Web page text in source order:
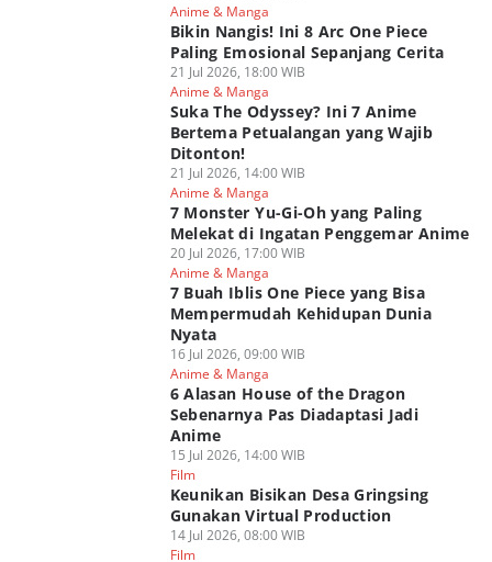
Anime & Manga
Bikin Nangis! Ini 8 Arc One Piece
Paling Emosional Sepanjang Cerita
21 Jul 2026, 18:00 WIB
Anime & Manga
Suka The Odyssey? Ini 7 Anime
Bertema Petualangan yang Wajib
Ditonton!
21 Jul 2026, 14:00 WIB
Anime & Manga
7 Monster Yu-Gi-Oh yang Paling
Melekat di Ingatan Penggemar Anime
20 Jul 2026, 17:00 WIB
Anime & Manga
7 Buah Iblis One Piece yang Bisa
Mempermudah Kehidupan Dunia
Nyata
16 Jul 2026, 09:00 WIB
Anime & Manga
6 Alasan House of the Dragon
Sebenarnya Pas Diadaptasi Jadi
Anime
15 Jul 2026, 14:00 WIB
Film
Keunikan Bisikan Desa Gringsing
Gunakan Virtual Production
14 Jul 2026, 08:00 WIB
Film